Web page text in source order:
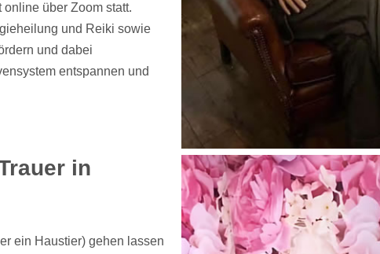
über Zoom statt.
und Reiki sowie
und dabei
entspannen und
in
ein Haustier) gehen lassen